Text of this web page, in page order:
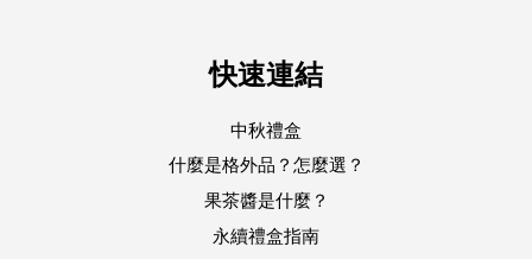
快速連結
中秋禮盒
什麼是格外品？怎麼選？
果茶醬是什麼？
永續禮盒指南